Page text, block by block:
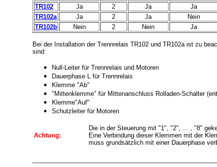
TR102
Ja 2 Ja
Ja
TR102a
Ja 2 Ja
Nein
TR102b
Nein 2 Nein Ja
Bei der Installation der Trennrelais TR102 und TR102a ist zu
sind:
Null-Leiter für Trennrelais und Motoren
Dauerphase L für Trennrelais
Klemme "Ab"
"Mittenklemme" für Mittenanschluss Rolladen-Schalter
Klemme"Auf"
Schutzleiter für Motoren
Achtung:
Die in der Steuerung mit "1", "2", ... , "8"
Eine Verbindung dieser Klemmen mit der
muss grundsätzlich mit einer Dauerphase